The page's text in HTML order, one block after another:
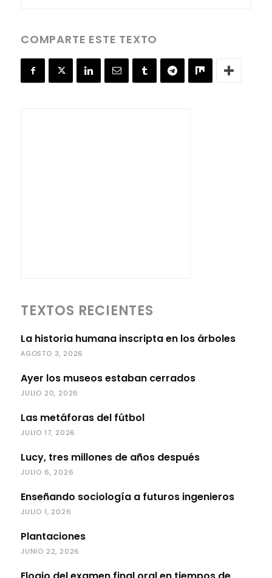
COMPARTE ESTE TEXTO
TEXTOS RECIENTES
La historia humana inscripta en los árboles
AGOSTO 3, 2026
Ayer los museos estaban cerrados
JULIO 20, 2026
Las metáforas del fútbol
JULIO 17, 2026
Lucy, tres millones de años después
JULIO 6, 2026
Enseñando sociología a futuros ingenieros
JULIO 1, 2026
Plantaciones
JUNIO 22, 2026